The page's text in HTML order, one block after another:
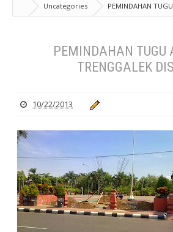
Uncategories
PEMINDAHAN
DISOAL
PEMINDAHAN TUGU
TRENGGALEK
10/22/2013